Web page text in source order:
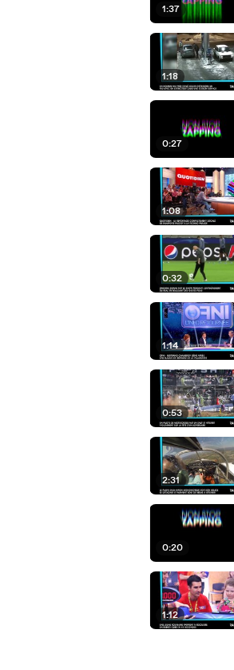
1:37
1:18
0:27
1:08
0:32
1:14
0:53
2:31
0:20
1:12